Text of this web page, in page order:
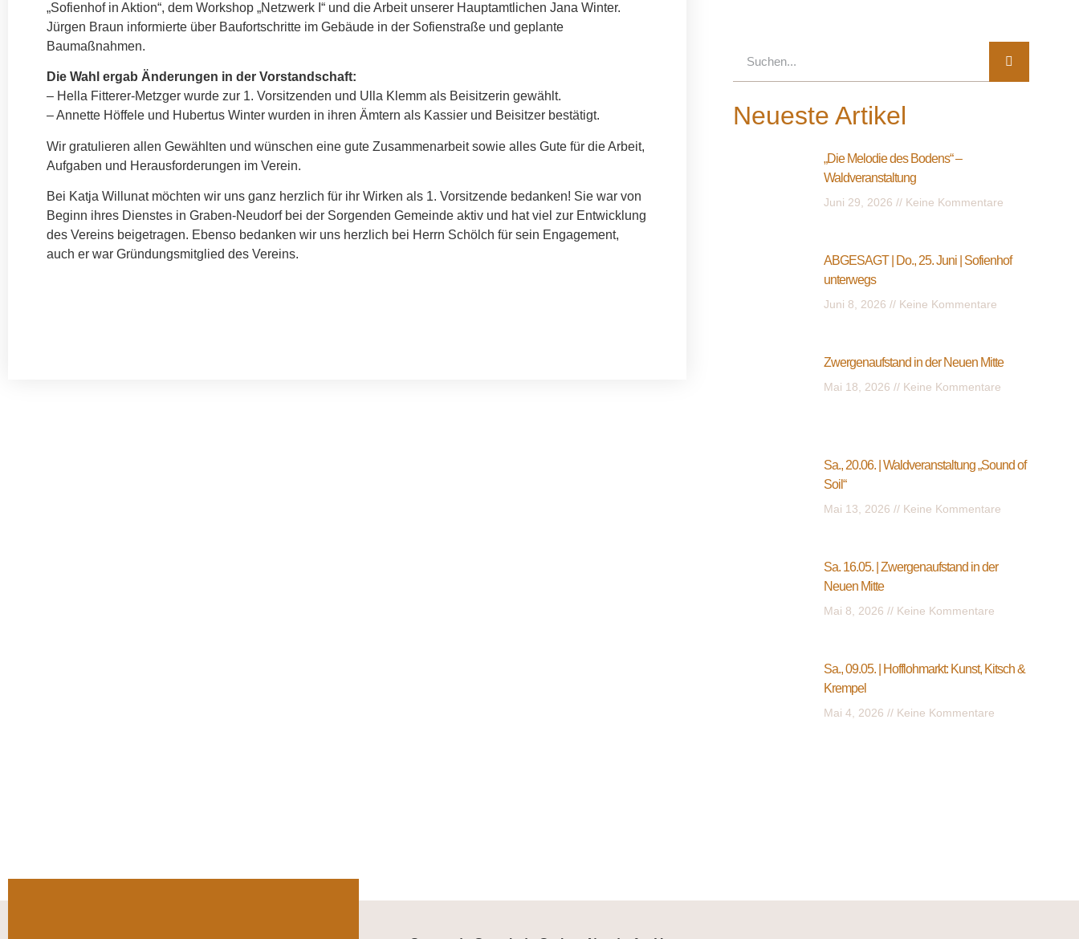
„Sofienhof in Aktion“, dem Workshop „Netzwerk I“ und die Arbeit unserer Hauptamtlichen Jana Winter.
Jürgen Braun informierte über Baufortschritte im Gebäude in der Sofienstraße und geplante
Baumaßnahmen.
Die Wahl ergab Änderungen in der Vorstandschaft:
– Hella Fitterer-Metzger wurde zur 1. Vorsitzenden und Ulla Klemm als Beisitzerin gewählt.
– Annette Höffele und Hubertus Winter wurden in ihren Ämtern als Kassier und Beisitzer bestätigt.
Wir gratulieren allen Gewählten und wünschen eine gute Zusammenarbeit sowie alles Gute für die Arbeit,
Aufgaben und Herausforderungen im Verein.
Bei Katja Willunat möchten wir uns ganz herzlich für ihr Wirken als 1. Vorsitzende bedanken! Sie war von
Beginn ihres Dienstes in Graben-Neudorf bei der Sorgenden Gemeinde aktiv und hat viel zur Entwicklung
des Vereins beigetragen. Ebenso bedanken wir uns herzlich bei Herrn Schölch für sein Engagement,
auch er war Gründungsmitglied des Vereins.
Neueste Artikel
„Die Melodie des Bodens“ –
Waldveranstaltung
Juni 29, 2026 Keine Kommentare
ABGESAGT | Do., 25. Juni | Sofienhof
unterwegs
Juni 8, 2026 Keine Kommentare
Zwergenaufstand in der Neuen Mitte
Mai 18, 2026 Keine Kommentare
Sa., 20.06. | Waldveranstaltung „Sound of
Soil“
Mai 13, 2026 Keine Kommentare
Sa. 16.05. | Zwergenaufstand in der
Neuen Mitte
Mai 8, 2026 Keine Kommentare
Sa., 09.05. | Hofflohmarkt: Kunst, Kitsch &
Krempel
Mai 4, 2026 Keine Kommentare